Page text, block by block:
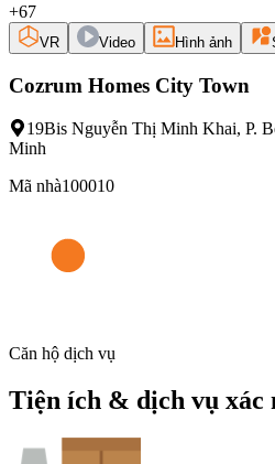
+67
VR Video Hình ảnh
Cozrum Homes City Town
19Bis Nguyễn Thị Minh Khai, P.
Minh
Mã nhà100010
Căn hộ dịch vụ
Tiện ích & dịch vụ xác